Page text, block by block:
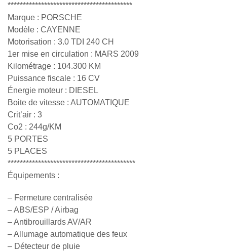
*****************************************
Marque : PORSCHE
Modèle : CAYENNE
Motorisation : 3.0 TDI 240 CH
1er mise en circulation : MARS 2009
Kilométrage : 104.300 KM
Puissance fiscale : 16 CV
Énergie moteur : DIESEL
Boite de vitesse : AUTOMATIQUE
Crit’air : 3
Co2 : 244g/KM
5 PORTES
5 PLACES
******************************************
Équipements :
– Fermeture centralisée
– ABS/ESP / Airbag
– Antibrouillards AV/AR
– Allumage automatique des feux
– Détecteur de pluie